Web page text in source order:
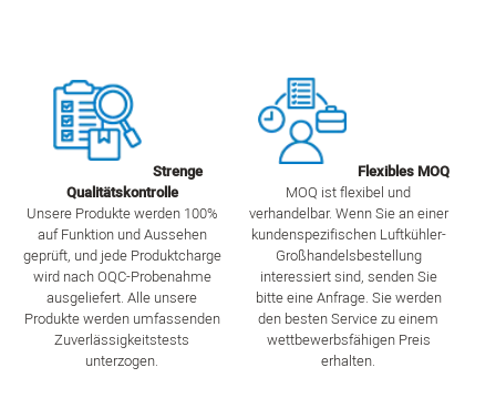
Strenge
Qualitätskontrolle
Unsere Produkte werden 100%
auf Funktion und Aussehen
geprüft, und jede Produktcharge
wird nach OQC-Probenahme
ausgeliefert. Alle unsere
Produkte werden umfassenden
Zuverlässigkeitstests
unterzogen.
Flexibles MOQ
MOQ ist flexibel und
verhandelbar. Wenn Sie an einer
kundenspezifischen Luftkühler-
Großhandelsbestellung
interessiert sind, senden Sie
bitte eine Anfrage. Sie werden
den besten Service zu einem
wettbewerbsfähigen Preis
erhalten.